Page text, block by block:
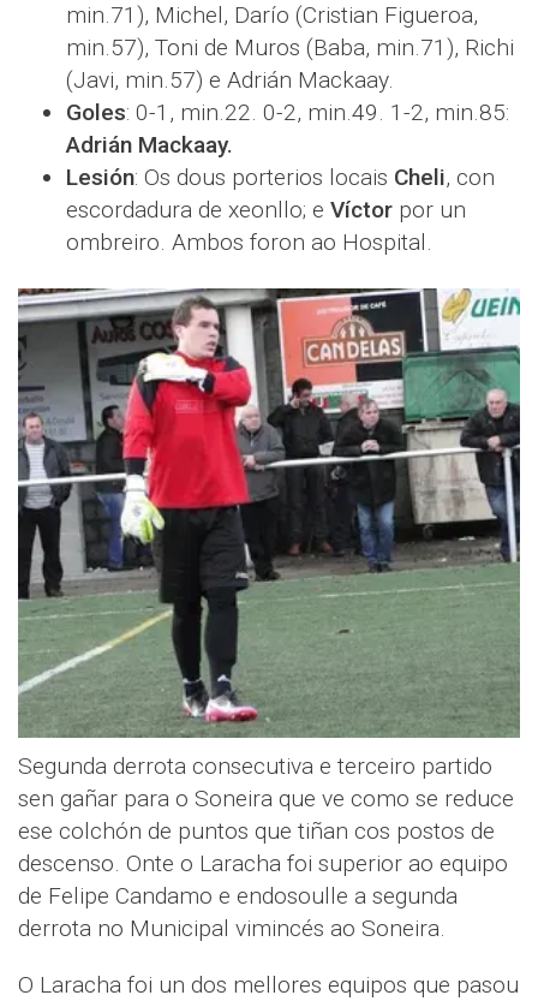
min.71), Michel, Darío (Cristian Figueroa,
min.57), Toni de Muros (Baba, min.71), Richi
(Javi, min.57) e Adrián Mackaay.
Goles: 0-1, min.22. 0-2, min.49. 1-2, min.85:
Adrián Mackaay.
Lesión: Os dous porterios locais Cheli, con
escordadura de xeonllo; e Víctor por un
ombreiro. Ambos foron ao Hospital.
Segunda derrota consecutiva e terceiro partido
sen gañar para o Soneira que ve como se reduce
ese colchón de puntos que tiñan cos postos de
descenso. Onte o Laracha foi superior ao equipo
de Felipe Candamo e endosoulle a segunda
derrota no Municipal vimincés ao Soneira.
O Laracha foi un dos mellores equipos que pasou